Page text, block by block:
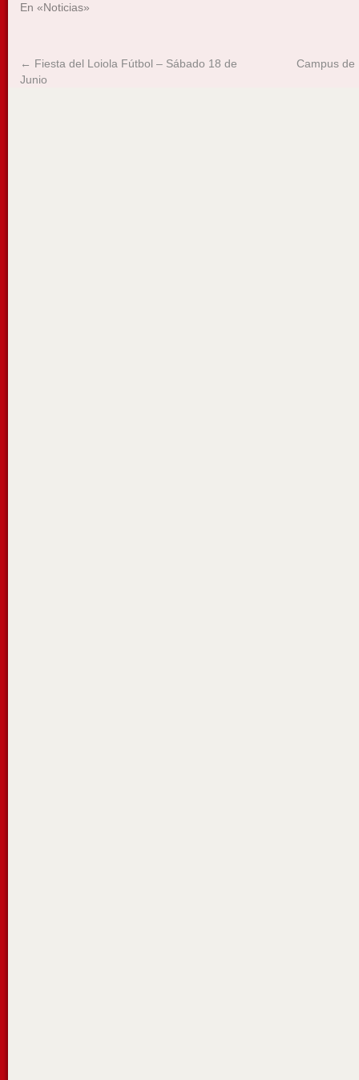
En «Noticias»
← Fiesta del Loiola Fútbol – Sábado 18 de
Junio
Campus de